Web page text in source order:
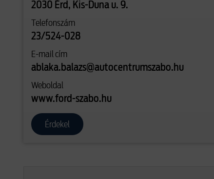
2030 Érd, Kis-Duna u. 9.
Telefonszám
23/524-028
E-mail cím
ablaka.balazs@autocentrumszabo.hu
Weboldal
www.ford-szabo.hu
Érdekel